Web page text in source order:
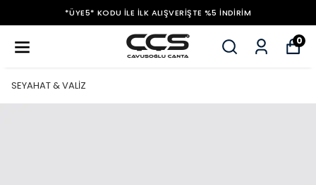
*ÜYE5* KODU ILE İLK ALIŞVERIŞTE %5 İNDIRIM
0
SEYAHAT & VALİZ